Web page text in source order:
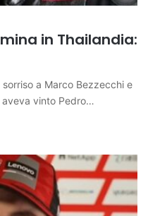
in Thailandia:
a Marco Bezzecchi e
aveva vinto Pedro…